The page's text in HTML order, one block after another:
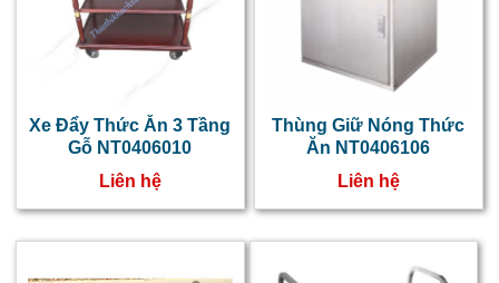
Xe Đẩy Thức Ăn 3 Tầng
Gỗ NT0406010
Liên hệ
Thùng Giữ Nóng Thức
Ăn NT0406106
Liên hệ